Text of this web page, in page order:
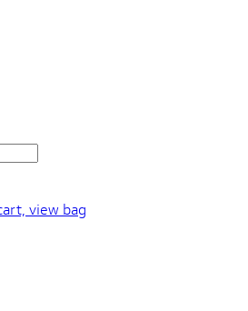
view bag